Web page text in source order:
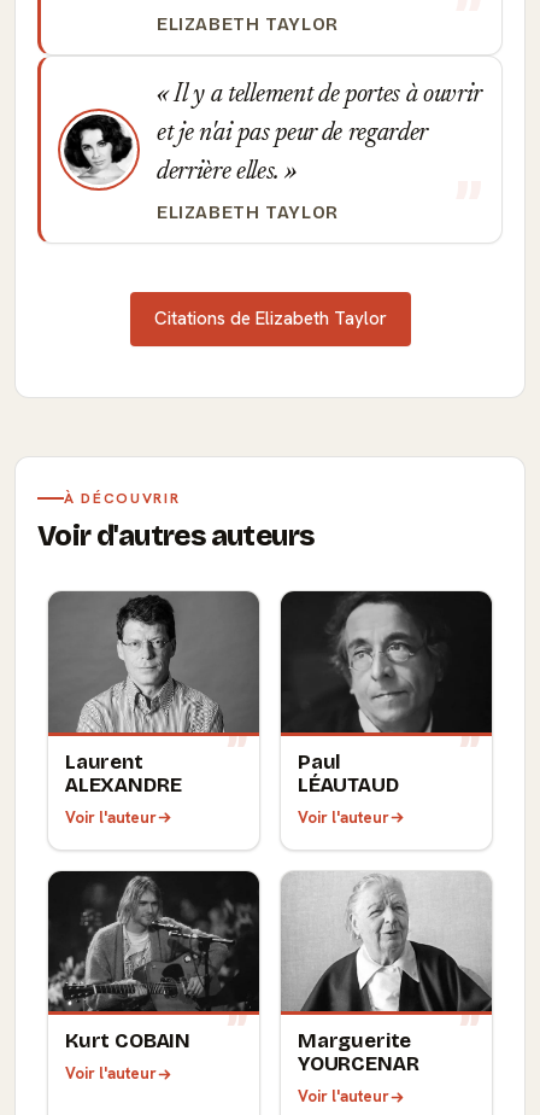
ELIZABETH TAYLOR
Il y a tellement de portes à ouvrir
et je n'ai pas peur de regarder
derrière elles.
ELIZABETH TAYLOR
Citations de Elizabeth Taylor
À DÉCOUVRIR
Voir d'autres auteurs
Laurent
ALEXANDRE
Voir l'auteur
Paul
LÉAUTAUD
Voir l'auteur
Kurt COBAIN
Voir l'auteur
Marguerite
YOURCENAR
Voir l'auteur